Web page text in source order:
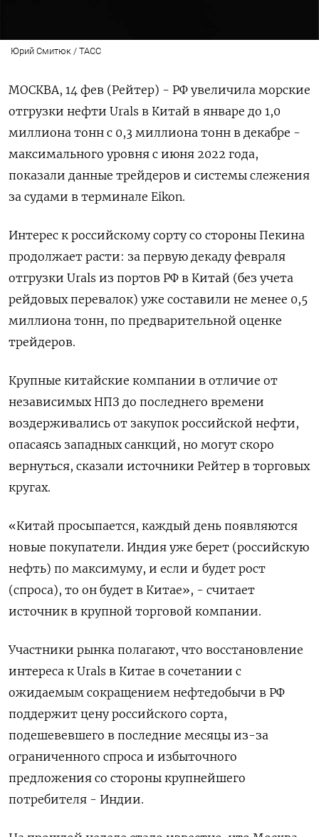
Юрий Смитюк / ТАСС
МОСКВА, 14 фев (Рейтер) - РФ увеличила морские
отгрузки нефти Urals в Китай в январе до 1,0
миллиона тонн с 0,3 миллиона тонн в декабре -
максимального уровня с июня 2022 года,
показали данные трейдеров и системы слежения
за судами в терминале Eikon.
Интерес к российскому сорту со стороны Пекина
продолжает расти: за первую декаду февраля
отгрузки Urals из портов РФ в Китай (без учета
рейдовых перевалок) уже составили не менее 0,5
миллиона тонн, по предварительной оценке
трейдеров.
Крупные китайские компании в отличие от
независимых НПЗ до последнего времени
воздерживались от закупок российской нефти,
опасаясь западных санкций, но могут скоро
вернуться, сказали источники Рейтер в торговых
кругах.
«Китай просыпается, каждый день появляются
новые покупатели. Индия уже берет (российскую
нефть) по максимуму, и если и будет рост
(спроса), то он будет в Китае», - считает
источник в крупной торговой компании.
Участники рынка полагают, что восстановление
интереса к Urals в Китае в сочетании с
ожидаемым сокращением нефтедобычи в РФ
поддержит цену российского сорта,
подешевевшего в последние месяцы из-за
ограниченного спроса и избыточного
предложения со стороны крупнейшего
потребителя - Индии.